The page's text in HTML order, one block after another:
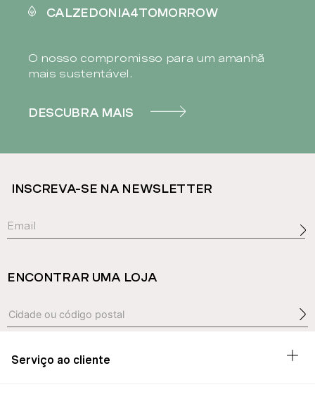
CALZEDONIA4TOMORROW
O nosso compromisso para um amanhã
mais sustentável.
DESCUBRA MAIS
INSCREVA-SE NA NEWSLETTER
ENCONTRAR UMA LOJA
Serviço ao cliente